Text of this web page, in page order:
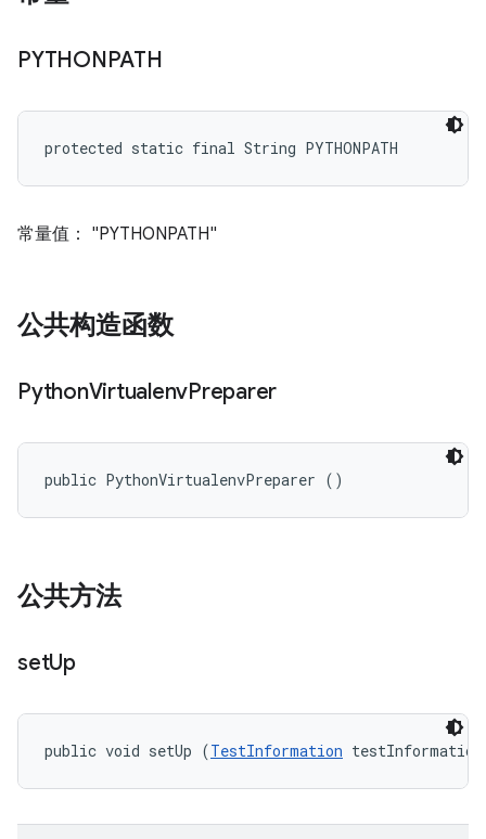
PYTHONPATH
protected static final String PYTHONPATH
常量值： "PYTHONPATH"
公共构造函数
PythonVirtualenvPreparer
public PythonVirtualenvPreparer ()
公共方法
setUp
public void setUp (TestInformation